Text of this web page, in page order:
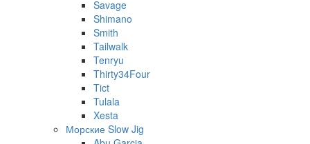
Savage
Shimano
Smith
Tailwalk
Tenryu
Thirty34Four
Tict
Tulala
Xesta
Морские Slow Jig